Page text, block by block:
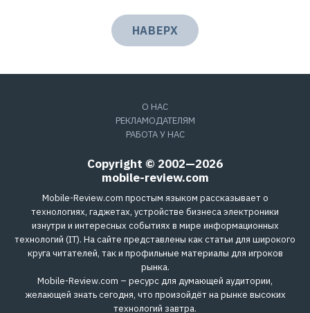
НАВЕРХ
О НАС
РЕКЛАМОДАТЕЛЯМ
РАБОТА У НАС
Copyright © 2002—2026
mobile-review.com
Mobile-Review.com простым языком рассказывает о
технологиях, гаджетах, устройстве бизнеса электроники
изнутри и интересных событиях в мире информационных
технологий (IT). На сайте представлены как статьи для широкого
круга читателей, так и профильные материалы для игроков
рынка.
Mobile-Review.com – ресурс для думающей аудитории,
желающей знать сегодня, что произойдёт на рынке высоких
технологий завтра.